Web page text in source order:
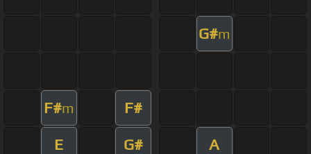
G#m
F#m F#
E G# A